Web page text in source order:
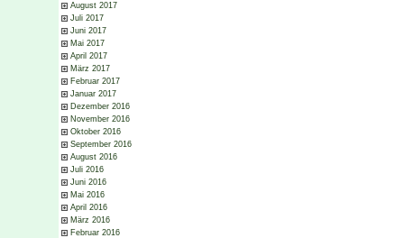
August 2017
Juli 2017
Juni 2017
Mai 2017
April 2017
März 2017
Februar 2017
Januar 2017
Dezember 2016
November 2016
Oktober 2016
September 2016
August 2016
Juli 2016
Juni 2016
Mai 2016
April 2016
März 2016
Februar 2016